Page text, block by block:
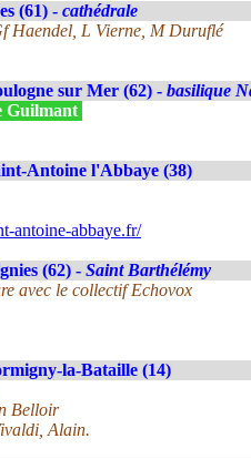
(61) - cathédrale
Haendel, L Vierne, M Duruflé
sur Mer (62) - basilique
Guilmant
Antoine l'Abbaye (38)
antoine-abbaye.fr/
(62) - Saint Barthélémy
avec le collectif Echovox
la-Bataille (14)
Belloir
Alain.